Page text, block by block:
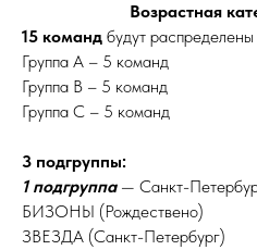
Возрастная
15 команд будут
Группа А – 5 команд
Группа В – 5 команд
Группа C – 5 команд
3 подгруппы:
1 подгруппа— Санкт-
БИЗОНЫ (Рождествено)
ЗВЕЗДА (Санкт-Петербург)